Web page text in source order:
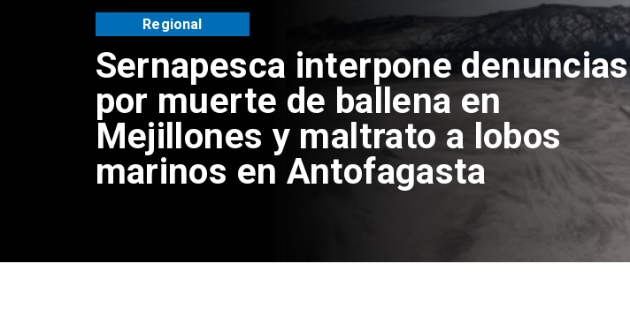
Sernapesca interpone denuncias
por muerte de ballena en
Mejillones y maltrato a lobos
marinos en Antofagasta
Regional